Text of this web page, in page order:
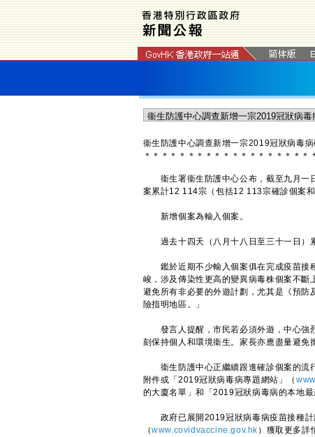
衞生防護中心調查新增一宗2019冠狀病毒病
＊ ＊ ＊ ＊ ＊ ＊ ＊ ＊ ＊ ＊ ＊ ＊ ＊ ＊ ＊ ＊ ＊ ＊ ＊
衞生署衞生防護中心公布，截至九月一
案累計12 114宗（包括12 113宗確診個案和
新增個案為輸入個案。
過去十四天（八月十八日至三十一日）
鑑於近期不少輸入個案俱在完成疫苗接
峻，涉及傳染性更高的變異病毒株個案不
避免所有非必要的外遊計劃，尤其是《預
險指明地區。」
發言人提醒，市民若必須外遊，中心強
刻保持個人和環境衞生。家長亦應盡量避免
衞生防護中心正繼續跟進確診個案的流
附件或「2019冠狀病毒病專題網站」（
的大廈名單」和「2019冠狀病毒病的本地最
政府已展開2019冠狀病毒病疫苗接種計
（www.covidvaccine.gov.hk ）獲取更多詳